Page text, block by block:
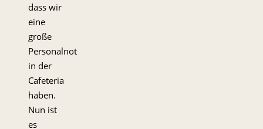
dass wir
eine
große
Personalnot
in der
Cafeteria
haben.
Nun ist
es